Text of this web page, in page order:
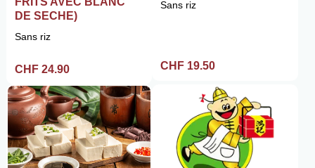
DE SECHE)
Sans riz
CHF 24.90
Sans riz
CHF 19.50